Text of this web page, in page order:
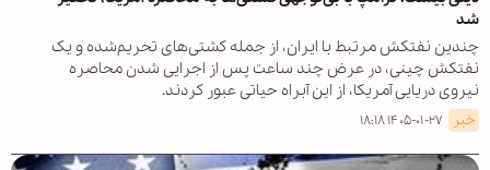
شد
چندین نفتکش مرتبط با ایران، از جمله کشتی‌های تحریم‌شده و یک
نفتکش چینی، در عرض چند ساعت پس از اجرایی شدن محاصره
نیروی دریایی آمریکا، از این آبراه حیاتی عبور کردند.
خبر ۱۴۰۵-۰۱-۲۷ ۱۸:۱۸